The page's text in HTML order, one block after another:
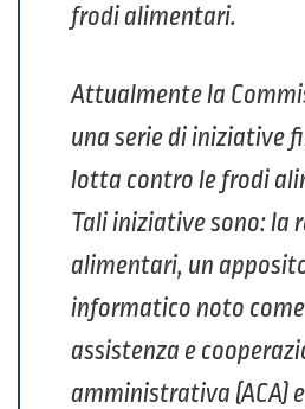
frodi alimentari.
Attualmente la
una serie di iniziative
lotta contro le frodi
Tali iniziative sono: la
alimentari, un
informatico noto
assistenza e
amministrativa (ACA)